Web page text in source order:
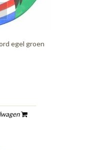
egel groen